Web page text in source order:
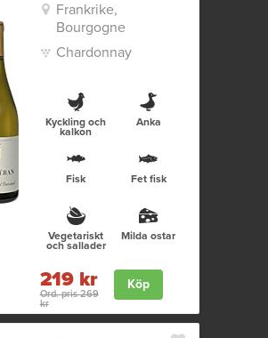
Frankrike,
Bourgogne
Chardonnay
Kyckling och
kalkon
Anka
Fisk Fet fisk
Vegetariskt
och sallader
Milda ostar
219 kr
Ord. pris 269
kr
Köp